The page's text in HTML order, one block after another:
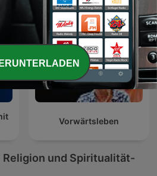
Vorwärtsleben
und Spiritualität-